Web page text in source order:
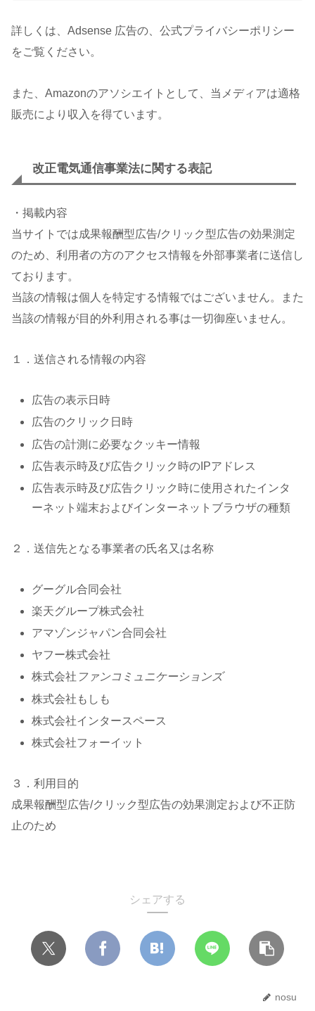
詳しくは、Adsense 広告の、公式プライバシーポリシー
をご覧ください。
また、Amazonのアソシエイトとして、当メディアは適格
販売により収入を得ています。
改正電気通信事業法に関する表記
・掲載内容
当サイトでは成果報酬型広告/クリック型広告の効果測定
のため、利用者の方のアクセス情報を外部事業者に送信し
ております。
当該の情報は個人を特定する情報ではございません。また
当該の情報が目的外利用される事は一切御座いません。
１．送信される情報の内容
広告の表示日時
広告のクリック日時
広告の計測に必要なクッキー情報
広告表示時及び広告クリック時のIPアドレス
広告表示時及び広告クリック時に使用されたインタ
ーネット端末およびインターネットブラウザの種類
２．送信先となる事業者の氏名又は名称
グーグル合同会社
楽天グループ株式会社
アマゾンジャパン合同会社
ヤフー株式会社
株式会社 ファンコミュニケーションズ
株式会社もしも
株式会社インタースペース
株式会社フォーイット
３．利用目的
成果報酬型広告/クリック型広告の効果測定および不正防
止のため
シェアする
nosu